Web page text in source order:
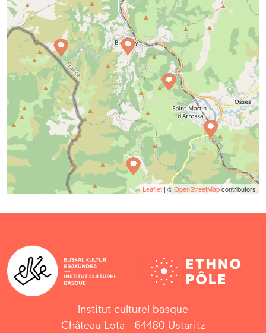
Leaflet | ©OpenStreetMapcontributors
Institut culturel basque
Château Lota - 64480 Ustaritz